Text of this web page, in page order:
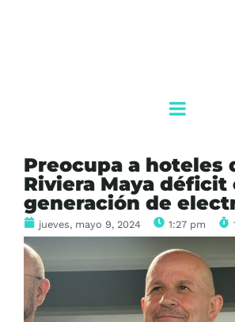
Preocupa a hoteles
Riviera Maya déficit
generación de
jueves, mayo 9, 2024 1:27 pm